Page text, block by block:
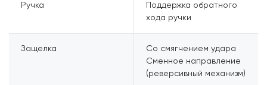
Ручка
Поддержка обратного
хода ручки
Защелка
Со смягчением удара
Сменное направление
(реверсивный механизм)